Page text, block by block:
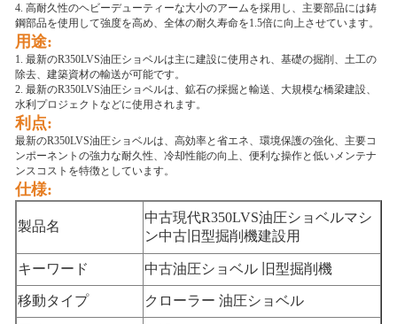
4. 高耐久性のヘビーデューティーな大小のアームを採用し、主要部品には鋳
鋼部品を使用して強度を高め、全体の耐久寿命を1.5倍に向上させています。
用途:
1. 最新のR350LVS油圧ショベルは主に建設に使用され、基礎の掘削、土工の
除去、建築資材の輸送が可能です。
2. 最新のR350LVS油圧ショベルは、鉱石の採掘と輸送、大規模な橋梁建設、
水利プロジェクトなどに使用されます。
利点:
最新のR350LVS油圧ショベルは、高効率と省エネ、環境保護の強化、主要コ
ンポーネントの強力な耐久性、冷却性能の向上、便利な操作と低いメンテナ
ンスコストを特徴としています。
仕様:
製品名
中古現代R350LVS油圧ショベルマシ
ン中古旧型掘削機建設用
キーワード 中古油圧ショベル 旧型掘削機
移動タイプ クローラー 油圧ショベル